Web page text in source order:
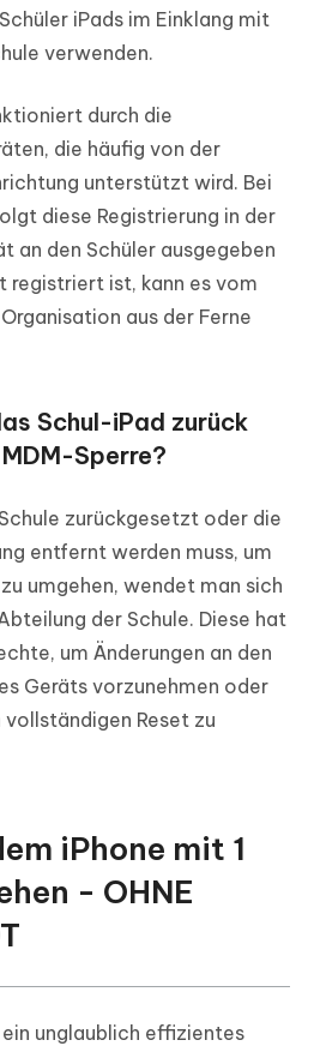
iPads im Einklang mit
verwenden.
durch die
die häufig von der
unterstützt wird. Bei
diese Registrierung in der
an den Schüler ausgegeben
registriert ist, kann es vom
aus der Ferne
Schul-iPad zurück
Sperre?
zurückgesetzt oder die
entfernt werden muss, um
umgehen, wendet man sich
der Schule. Diese hat
um Änderungen an den
Geräts vorzunehmen oder
Reset zu
iPhone mit 1
- OHNE
unglaublich effizientes